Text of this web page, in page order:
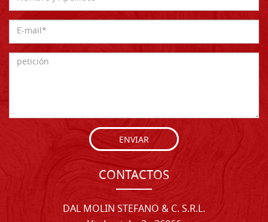
ENVIAR
CONTACTOS
DAL MOLIN STEFANO & C. S.R.L.